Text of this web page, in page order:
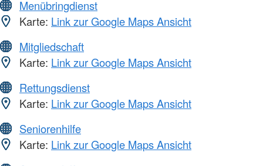
Menübringdienst
Karte: Link zur Google Maps Ansicht
Mitgliedschaft
Karte: Link zur Google Maps Ansicht
Rettungsdienst
Karte: Link zur Google Maps Ansicht
Seniorenhilfe
Karte: Link zur Google Maps Ansicht